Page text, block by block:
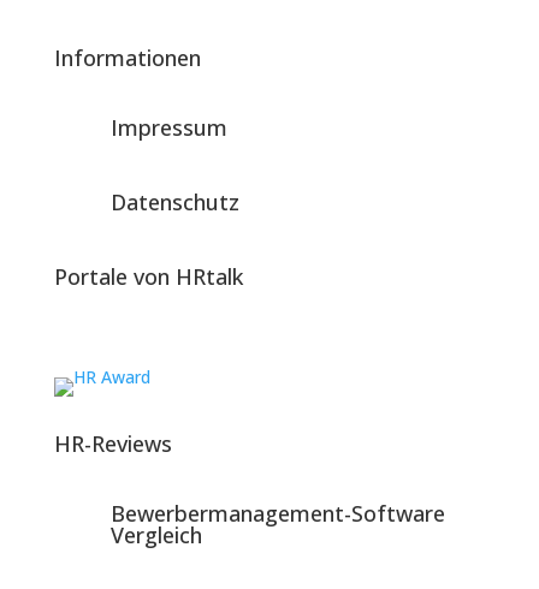
Informationen
Impressum
Datenschutz
Portale von HRtalk
HR-Reviews
Bewerbermanagement-Software
Vergleich